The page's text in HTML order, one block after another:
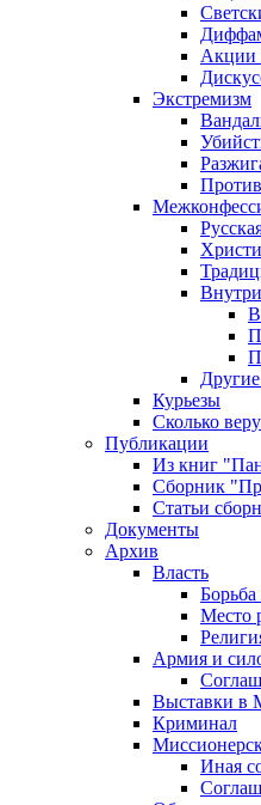
Акции
Экстремизм
Курьезы
Сколько
Публикации
Из книг
Сборник
Статьи
Документы
Архив
Власть
Место
Армия и
Выставки в
Криминал
Иная